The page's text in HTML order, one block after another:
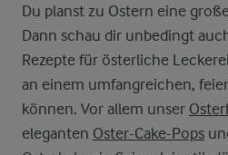
Du planst zu Ostern eine
Dann schau dir unbedingt
Rezepte für österliche
an einem umfangreichen,
können. Vor allem unser
eleganten Oster-Cake-Pops